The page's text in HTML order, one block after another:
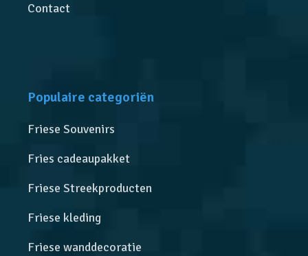
Contact
Populaire categoriën
Friese Souvenirs
Fries cadeaupakket
Friese Streekproducten
Friese kleding
Friese wanddecoratie